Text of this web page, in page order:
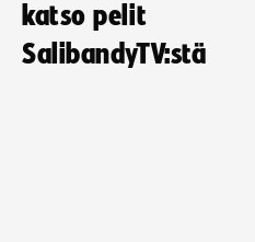
katso pelit
SalibandyTV:stä